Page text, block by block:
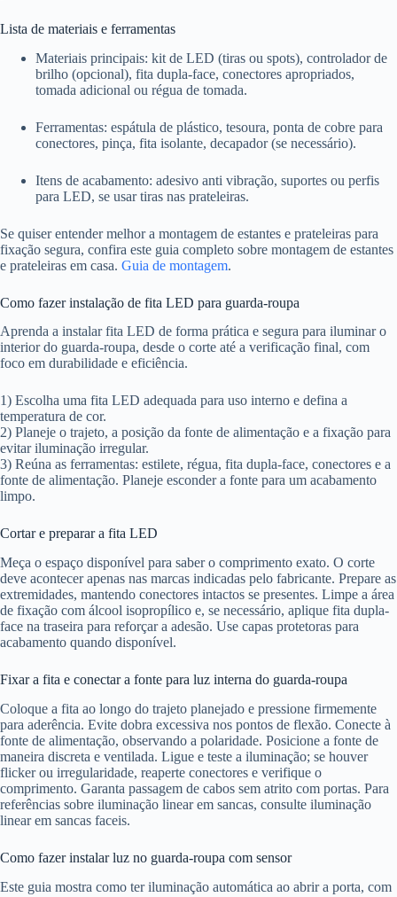
Lista de materiais e ferramentas
Materiais principais: kit de LED (tiras ou spots), controlador de
brilho (opcional), fita dupla-face, conectores apropriados,
tomada adicional ou régua de tomada.
Ferramentas: espátula de plástico, tesoura, ponta de cobre para
conectores, pinça, fita isolante, decapador (se necessário).
Itens de acabamento: adesivo anti vibração, suportes ou perfis
para LED, se usar tiras nas prateleiras.
Se quiser entender melhor a montagem de estantes e prateleiras para
fixação segura, confira este guia completo sobre montagem de estantes
e prateleiras em casa. Guia de montagem.
Como fazer instalação de fita LED para guarda-roupa
Aprenda a instalar fita LED de forma prática e segura para iluminar o
interior do guarda-roupa, desde o corte até a verificação final, com
foco em durabilidade e eficiência.
1) Escolha uma fita LED adequada para uso interno e defina a
temperatura de cor.
2) Planeje o trajeto, a posição da fonte de alimentação e a fixação para
evitar iluminação irregular.
3) Reúna as ferramentas: estilete, régua, fita dupla-face, conectores e a
fonte de alimentação. Planeje esconder a fonte para um acabamento
limpo.
Cortar e preparar a fita LED
Meça o espaço disponível para saber o comprimento exato. O corte
deve acontecer apenas nas marcas indicadas pelo fabricante. Prepare as
extremidades, mantendo conectores intactos se presentes. Limpe a área
de fixação com álcool isopropílico e, se necessário, aplique fita dupla-
face na traseira para reforçar a adesão. Use capas protetoras para
acabamento quando disponível.
Fixar a fita e conectar a fonte para luz interna do guarda-roupa
Coloque a fita ao longo do trajeto planejado e pressione firmemente
para aderência. Evite dobra excessiva nos pontos de flexão. Conecte à
fonte de alimentação, observando a polaridade. Posicione a fonte de
maneira discreta e ventilada. Ligue e teste a iluminação; se houver
flicker ou irregularidade, reaperte conectores e verifique o
comprimento. Garanta passagem de cabos sem atrito com portas. Para
referências sobre iluminação linear em sancas, consulte iluminação
linear em sancas faceis.
Como fazer instalar luz no guarda-roupa com sensor
Este guia mostra como ter iluminação automática ao abrir a porta, com